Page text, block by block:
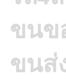
ขนข
ขนส่